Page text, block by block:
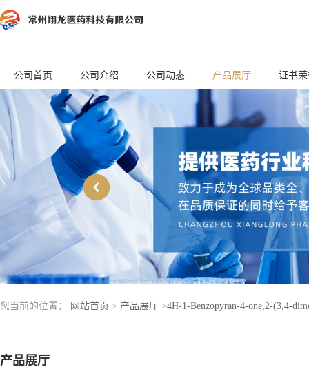
公司首页 公司介绍 公司动态 产品展厅 证书
您当前的位置： 网站首页 > 产品展厅 >4H-1-Benzopyran-4-one,2-(3,4-
产品展厅